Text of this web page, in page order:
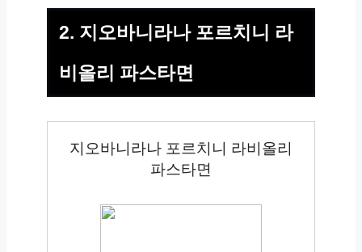
2. 지오바니라나 포르치니 라
비올리 파스타면
지오바니라나 포르치니 라비올리
파스타면